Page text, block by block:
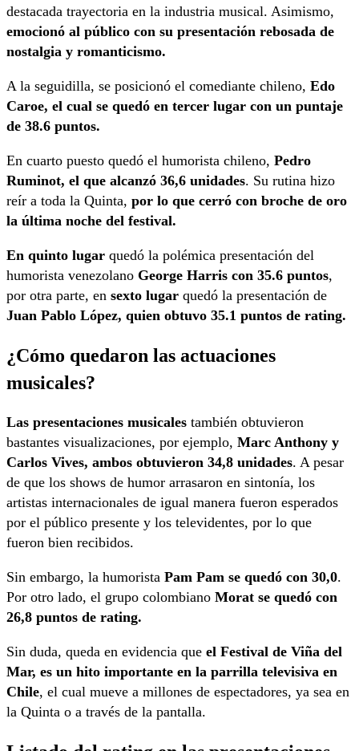
destacada trayectoria en la industria musical. Asimismo,
emocionó al público con su presentación rebosada de
nostalgia y romanticismo.
A la seguidilla, se posicionó el comediante chileno, Edo
Caroe, el cual se quedó en tercer lugar con un puntaje
de 38.6 puntos.
En cuarto puesto quedó el humorista chileno, Pedro
Ruminot, el que alcanzó 36,6 unidades. Su rutina hizo
reír a toda la Quinta, por lo que cerró con broche de oro
la última noche del festival.
En quinto lugar quedó la polémica presentación del
humorista venezolano George Harris con 35.6 puntos,
por otra parte, en sexto lugar quedó la presentación de
Juan Pablo López, quien obtuvo 35.1 puntos de rating.
¿Cómo quedaron las actuaciones
musicales?
Las presentaciones musicales también obtuvieron
bastantes visualizaciones, por ejemplo, Marc Anthony y
Carlos Vives, ambos obtuvieron 34,8 unidades. A pesar
de que los shows de humor arrasaron en sintonía, los
artistas internacionales de igual manera fueron esperados
por el público presente y los televidentes, por lo que
fueron bien recibidos.
Sin embargo, la humorista Pam Pam se quedó con 30,0.
Por otro lado, el grupo colombiano Morat se quedó con
26,8 puntos de rating.
Sin duda, queda en evidencia que el Festival de Viña del
Mar, es un hito importante en la parrilla televisiva en
Chile, el cual mueve a millones de espectadores, ya sea en
la Quinta o a través de la pantalla.